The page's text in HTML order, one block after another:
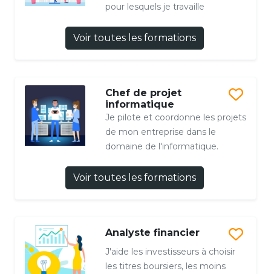
pour lesquels je travaille
Voir toutes les formations
Chef de projet
informatique
Je pilote et coordonne les projets
de mon entreprise dans le
domaine de l'informatique.
Voir toutes les formations
Analyste financier
J'aide les investisseurs à choisir
les titres boursiers, les moins